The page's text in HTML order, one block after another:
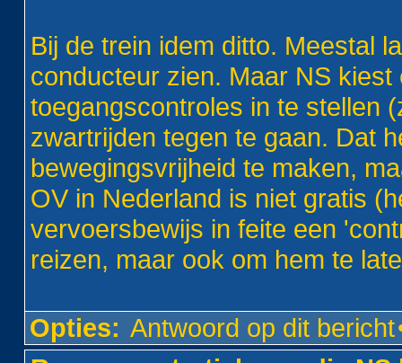
Bij de trein idem ditto. Meestal
conducteur zien. Maar NS
toegangscontroles in te stellen
zwartrijden tegen te gaan. Dat
bewegingsvrijheid te maken,
OV in Nederland is niet gratis
vervoersbewijs in feite een
reizen, maar ook om hem te
Opties: Antwoord op dit bericht